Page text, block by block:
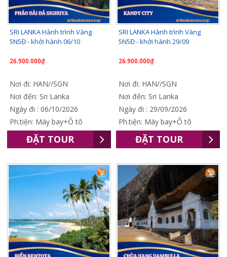
SRI LANKA Hành trình Vàng
5N5Đ - khởi hành 06/10
26.900.000₫
Nơi đi: HAN//SGN
Nơi đến: Sri Lanka
Ngày đi : 06/10/2026
Ph.tiện: Máy bay+Ô tô
ĐẶT TOUR
SRI LANKA Hành trình Vàng
5N5Đ - khởi hành 29/09
26.900.000₫
Nơi đi: HAN//SGN
Nơi đến: Sri Lanka
Ngày đi : 29/09/2026
Ph.tiện: Máy bay+Ô tô
ĐẶT TOUR